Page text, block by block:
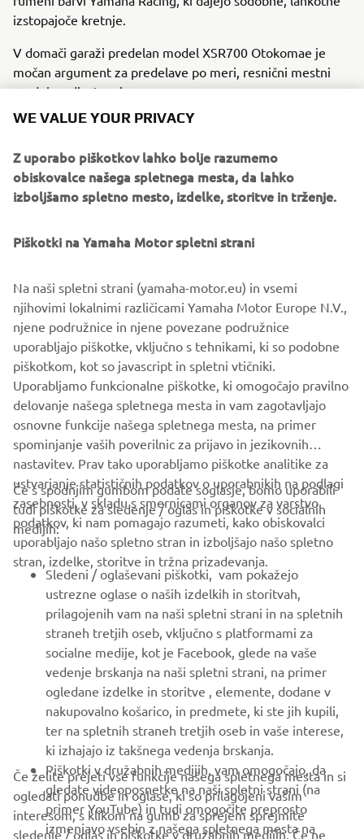
izstopajoče kretnje.
V domači garaži predelan model XSR700 Otokomae je
močan argument za predelave po meri, resnični mestni
model z edinstvenim zanosom.
spletnem mestu:www.adhocaferacers.com
PODJETJA
ZA PODJETJA
VEČ YAMAHA
PODPORA
GLASILO
Med prvimi prejmite novice o najnovejših ponudbah, posebnih
dogodkih, novih izdajah in še veliko več
WE VALUE YOUR PRIVACY
Z uporabo piškotkov lahko bolje razumemo
obiskovalce našega spletnega mesta, da lahko
izboljšamo spletno mesto, izdelke, storitve in trženje.
Piškotki na Yamaha Motor spletni strani
Na naši spletni strani (yamaha-motor.eu) in vsemi
njihovimi lokalnimi različicami Yamaha Motor Europe N.V.,
njene podružnice in njene povezane podružnice
uporabljajo piškotke, vključno s tehnikami, ki so podobne
piškotkom, kot so javascript in spletni vtičniki.
Uporabljamo funkcionalne piškotke, ki omogočajo pravilno
delovanje našega spletnega mesta in vam zagotavljajo
osnovne funkcije našega spletnega mesta, na primer
spominjanje vaših poverilnic za prijavo in jezikovnih
nastavitev. Prav tako uporabljamo piškotke analitike za
ustvarjanje statističnih podatkov o uporabnikih na podlagi
zasebnosti, v skladu s smernicami organov za varstvo
podatkov, ki nam pomagajo razumeti, kako obiskovalci
uporabljajo našo spletno stran in izboljšajo našo spletno
stran, izdelke, storitve in tržna prizadevanja.
Če s spodnjim gumbom podate soglasje, bomo uporabili
tudi piškotke za sledenje / oglas in piškotke v socialnih
medijih:
Sledeni / oglaševani piškotki, vam pokažejo
ustrezne oglase o naših izdelkih in storitvah,
prilagojenih vam na naši spletni strani in na spletnih
straneh tretjih oseb, vključno s platformami za
socialne medije, kot je Facebook, glede na vaše
vedenje brskanja na naši spletni strani, na primer
ogledane izdelke in storitve , elemente, dodane v
nakupovalno košarico, in predmete, ki ste jih kupili,
ter na spletnih straneh tretjih oseb in vaše interese,
ki izhajajo iz takšnega vedenja brskanja.
Piškotki v družabnih medijih, vam omogočajo, da
gledate videoposnetke na naši spletni strani (na
primer YouTube) in tudi omogočite preprosto
izmenjavo vsebin z našega spletnega mesta na
Če želite prejeti vse funkcije našega spletnega mesta in si
ogledati ponudbe in oglase, ki so prilagojeni vašim
interesom, s klikom na gumb za sprejem sprejmite
sledenje / oglas in piškotke v družabnih medijih. Če ne